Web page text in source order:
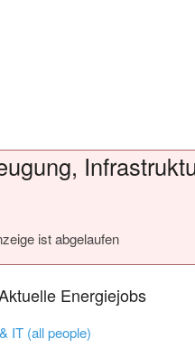
ist abgelaufen
Energiejobs
IT (all people)